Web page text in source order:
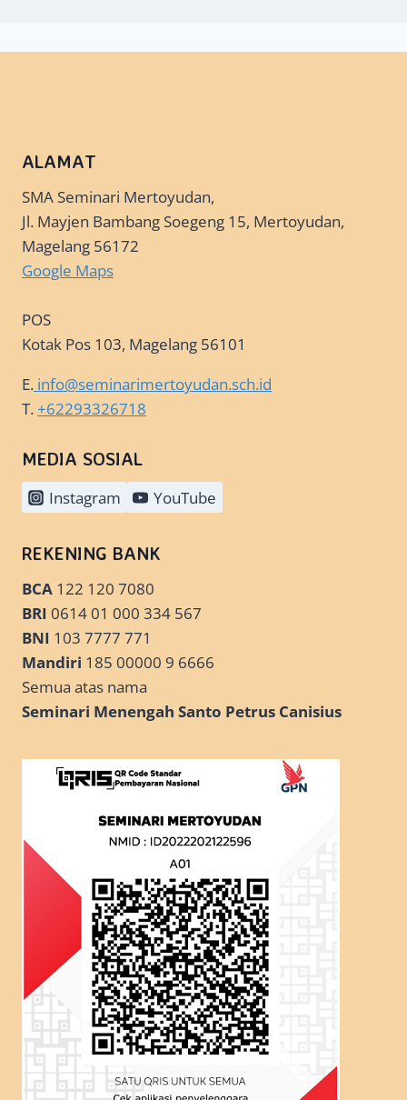
ALAMAT
SMA Seminari Mertoyudan,
Jl. Mayjen Bambang Soegeng 15, Mertoyudan,
Magelang 56172
Google Maps
POS
Kotak Pos 103, Magelang 56101
E. info@seminarimertoyudan.sch.id
T.+62293326718
MEDIA SOSIAL
Instagram YouTube
REKENING BANK
BCA 122 120 7080
BRI 0614 01 000 334 567
BNI 103 7777 771
Mandiri 185 00000 9 6666
Semua atas nama
Seminari Menengah Santo Petrus Canisius